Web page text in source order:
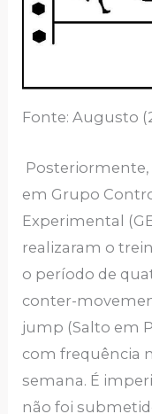
Fonte: Augusto
Posteriormente,
em Grupo
Experimental
realizaram o
o período de
conter-
jump (Salto em
com frequência
semana. É
não foi